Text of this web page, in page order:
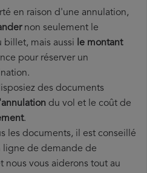
en raison d'une annulation,
non seulement le
mais aussi le montant
pour réserver un
des documents
du vol et le coût de
.
les documents, il est conseillé
ligne de demande de
nous vous aiderons tout au